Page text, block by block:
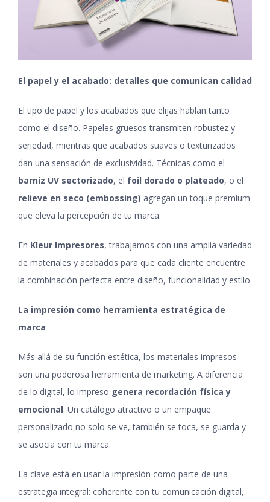
El papel y el acabado: detalles que comunican calidad
El tipo de papel y los acabados que elijas hablan tanto
como el diseño. Papeles gruesos transmiten robustez y
seriedad, mientras que acabados suaves o texturizados
dan una sensación de exclusividad. Técnicas como el
barniz UV sectorizado, el foil dorado o plateado, o el
relieve en seco (embossing) agregan un toque premium
que eleva la percepción de tu marca.
En Kleur Impresores, trabajamos con una amplia variedad
de materiales y acabados para que cada cliente encuentre
la combinación perfecta entre diseño, funcionalidad y estilo.
La impresión como herramienta estratégica de
marca
Más allá de su función estética, los materiales impresos
son una poderosa herramienta de marketing. A diferencia
de lo digital, lo impreso genera recordación física y
emocional. Un catálogo atractivo o un empaque
personalizado no solo se ve, también se toca, se guarda y
se asocia con tu marca.
La clave está en usar la impresión como parte de una
estrategia integral: coherente con tu comunicación digital,